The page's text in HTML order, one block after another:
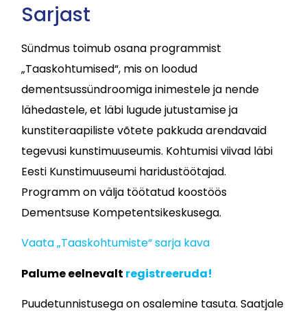
Sarjast
Sündmus toimub osana programmist
„Taaskohtumised“, mis on loodud
dementsussündroomiga inimestele ja nende
lähedastele, et läbi lugude jutustamise ja
kunstiteraapiliste võtete pakkuda arendavaid
tegevusi kunstimuuseumis. Kohtumisi viivad läbi
Eesti Kunstimuuseumi haridustöötajad.
Programm on välja töötatud koostöös
Dementsuse Kompetentsikeskusega.
Vaata „Taaskohtumiste“ sarja kava
Palume eelnevalt registreeruda!
Puudetunnistusega on osalemine tasuta. Saatjale